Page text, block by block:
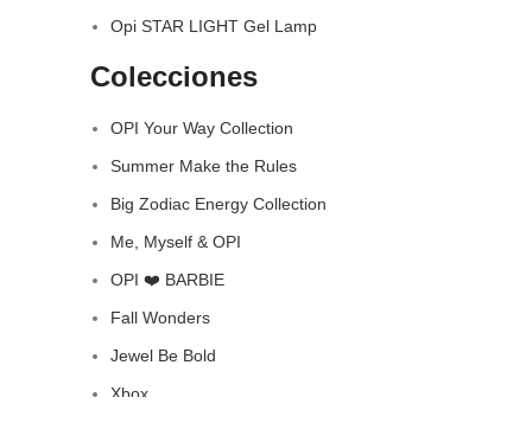
Opi STAR LIGHT Gel Lamp
Colecciones
OPI Your Way Collection
Summer Make the Rules
Big Zodiac Energy Collection
Me, Myself & OPI
OPI ❤️ BARBIE
Fall Wonders
Jewel Be Bold
Xbox